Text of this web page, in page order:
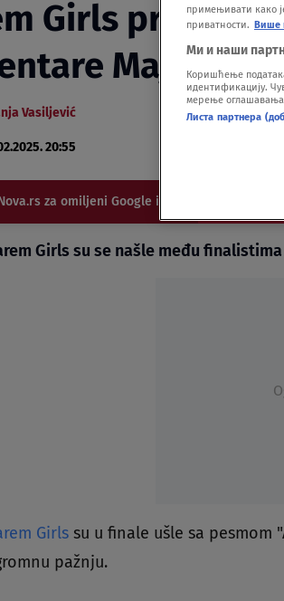
Girls pred
Maje
Vasiljević
20:55
za omiljeni Google izvor
Girls su se našle među finalistima
Girls su u finale ušle sa
pažnju.
примењивати како
приватности. Више
Ми и наши
Коришћење
идентификацију.
мерење оглашавања
Листа партнера